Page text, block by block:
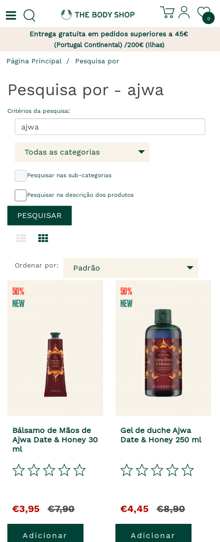
0
Entrega gratuita em pedidos superiores a 45€
(Portugal Continental) /200€ (Ilhas)
Página Principal Pesquisa por
Pesquisa por - ajwa
Critérios da pesquisa:
Todas as categorias
Pesquisar nas sub-categorias
Pesquisar na descrição dos produtos
Ordenar por: Padrão
Bálsamo de Mãos de
Ajwa Date & Honey 30
ml
€3,95 €7,90
Adicionar
Gel de duche Ajwa
Date & Honey 250 ml
€4,45 €8,90
Adicionar